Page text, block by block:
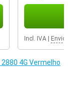
Incl. IVA
4G Vermelho